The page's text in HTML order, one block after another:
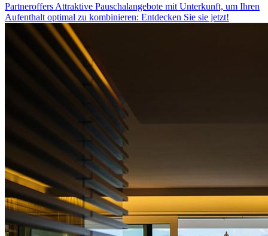
Partneroffers Attraktive Pauschalangebote mit Unterkunft, um Ihren
Aufenthalt optimal zu kombinieren: Entdecken Sie sie jetzt!